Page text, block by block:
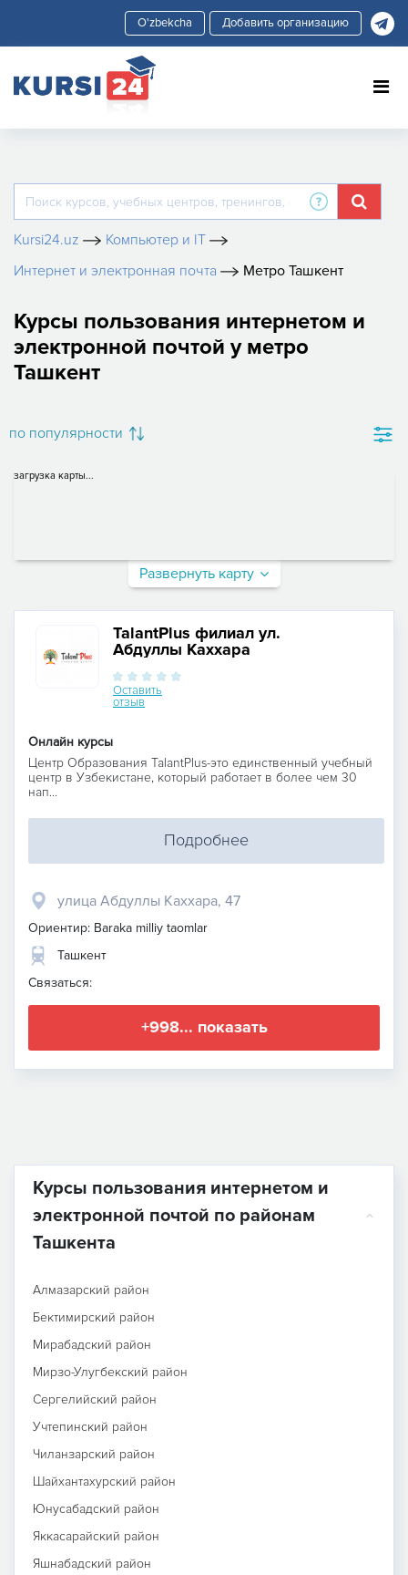
Добавить организацию
Kursi24.uz
Компьютер и IT
Интернет и электронная почта
Метро Ташкент
Курсы пользования интернетом и
электронной почтой у метро
Ташкент
по популярности
загрузка карты...
Развернуть карту
TalantPlus филиал ул.
Абдуллы Каххара
Оставить
отзыв
Онлайн курсы
Центр Образования TalantPlus-это единственный учебный
центр в Узбекистане, который работает в более чем 30
нап...
Подробнее
улица Абдуллы Каххара, 47
Ориентир: Baraka milliy taomlar
Ташкент
Связаться:
+998... показать
Курсы пользования интернетом и
электронной почтой по районам
Ташкента
Алмазарский район
Бектимирский район
Мирабадский район
Мирзо-Улугбекский район
Сергелийский район
Учтепинский район
Чиланзарский район
Шайхантахурский район
Юнусабадский район
Яккасарайский район
Яшнабадский район